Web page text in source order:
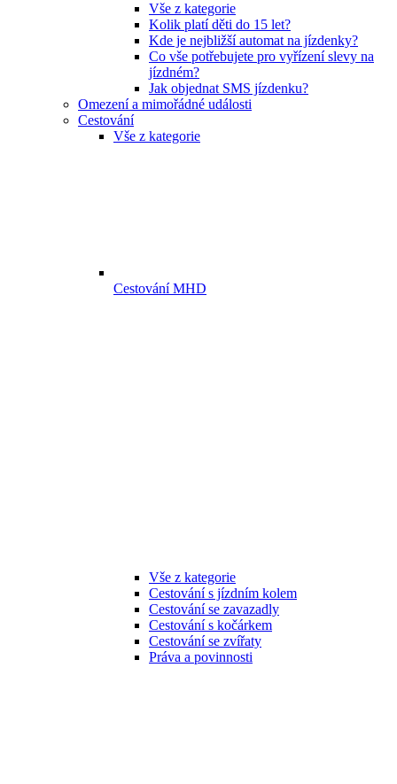
Vše z kategorie
Kolik platí děti do 15 let?
Kde je nejbližší automat na jízdenky?
Co vše potřebujete pro vyřízení slevy na
jízdném?
Jak objednat SMS jízdenku?
Omezení a mimořádné události
Cestování
Vše z kategorie
Cestování MHD
Vše z kategorie
Cestování s jízdním kolem
Cestování se zavazadly
Cestování s kočárkem
Cestování se zvířaty
Práva a povinnosti